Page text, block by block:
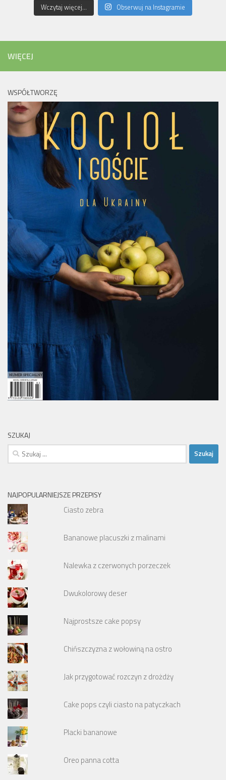
Wczytaj więcej... Obserwuj na Instagramie
WIĘCEJ
WSPÓŁTWORZĘ
SZUKAJ
Szukaj:
NAJPOPULARNIEJSZE PRZEPISY
Ciasto zebra
Bananowe placuszki z malinami
Nalewka z czerwonych porzeczek
Dwukolorowy deser
Najprostsze cake popsy
Chińszczyzna z wołowiną na ostro
Jak przygotować rozczyn z drożdży
Cake pops czyli ciasto na patyczkach
Placki bananowe
Oreo panna cotta